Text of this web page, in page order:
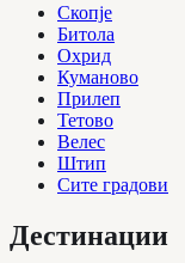
Скопје
Битола
Охрид
Куманово
Прилеп
Тетово
Велес
Штип
Сите градови
Дестинации